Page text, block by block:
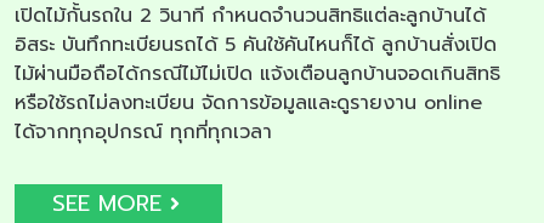
เปิดไม้กั้นรถใน 2 วินาที กำหนดจำนวนสิทธิแต่ละลูกบ้านได้
อิสระ บันทึกทะเบียนรถได้ 5 คันใช้คันไหนก็ได้ ลูกบ้านสั่งเปิด
ไม้ผ่านมือถือได้กรณีไม้ไม่เปิด แจ้งเตือนลูกบ้านจอดเกินสิทธิ
หรือใช้รถไม่ลงทะเบียน จัดการข้อมูลและดูรายงาน online
ได้จากทุกอุปกรณ์ ทุกที่ทุกเวลา
SEE MORE